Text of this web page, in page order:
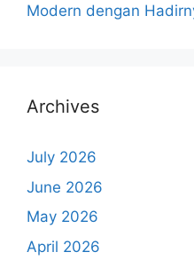
Modern dengan
Archives
July 2026
June 2026
May 2026
April 2026